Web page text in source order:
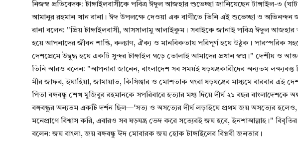
নিজস্ব প্রতিবেদক: টাঙ্গাইলবাসীকে পবিত্র ঈদুল আজহার শুভেচ্ছা জানিয়েছেন টাঙ্গাইল-৩
আমানুর রহমান খান রানা। ঈদ উপলক্ষে দেওয়া এক বাণীতে তিনি এই শুভেচ্ছা ও অভিনন্দন
রানা বলেন: ​"প্রিয় টাঙ্গাইলবাসী, আসসালামু আলাইকুম। সবাইকে জানাই পবিত্র ঈদুল আজহার
হয়ে আপনাদের জীবন শান্তি, কল্যাণ, ঐক্য ও মানবিকতায় পরিপূর্ণ হয়ে উঠুক। পারস্পরিক
দেশপ্রেমে উদ্বুদ্ধ হয়ে একটি সুন্দর টাঙ্গাইল গড়ে তোলাই আমাদের প্রধান স্বপ্ন।" ​দেশীয় ও
তিনি আরও বলেন: ​"আপনারা জানেন, বাংলাদেশ সব সময়ই ষড়যন্ত্রকারীদের অন্যতম লক্ষ্যবস্তু
মীর জাফর, ইয়াহিয়া, জামায়াত, কিসিঞ্জার ও মোশতাক গংরা ষড়যন্ত্রের মাধ্যমে বারবার এই
পিতা বঙ্গবন্ধু শেখ মুজিবুর রহমানকে সপরিবারে হত্যার মধ্য দিয়ে দীর্ঘ ২১ বছর বাংলাদেশকে
বঙ্গবন্ধুর অন্যতম একটি দর্শন ছিল—‘সত্য ও অসত্যের দীর্ঘ লড়াইয়ে প্রথম জয় অসত্যের
মনেপ্রাণে বিশ্বাস করি, এবারও সব ষড়যন্ত্র ভেদ করে সত্যেরই জয় হবে, ইনশাআল্লাহ।"
বলেন: ​জয় বাংলা, জয় বঙ্গবন্ধু ​ঈদ মোবারক ​জয় হোক টাঙ্গাইলের বিপ্লবী জনতার।